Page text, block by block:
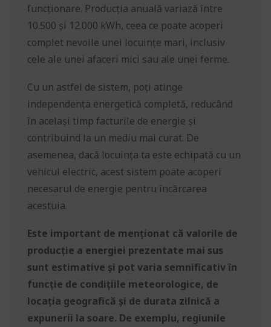
funcționare. Producția anuală variază între
10.500 și 12.000 kWh, ceea ce poate acoperi
complet nevoile unei locuințe mari, inclusiv
cele ale unei afaceri mici sau ale unei ferme.
Cu un astfel de sistem, poți atinge
independența energetică completă, reducând
în același timp facturile de energie și
contribuind la un mediu mai curat. De
asemenea, dacă locuința ta este echipată cu un
vehicul electric, acest sistem poate acoperi
necesarul de energie pentru încărcarea
acestuia.
Este important de menționat că valorile de
producție a energiei prezentate mai sus
sunt estimative și pot varia semnificativ în
funcție de condițiile meteorologice, de
locația geografică și de durata zilnică a
expunerii la soare. De exemplu, regiunile